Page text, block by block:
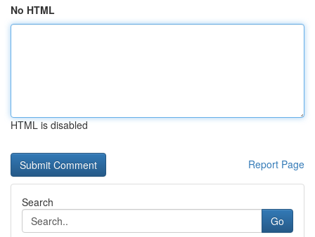
No HTML
HTML is disabled
Report Page
Search
Go